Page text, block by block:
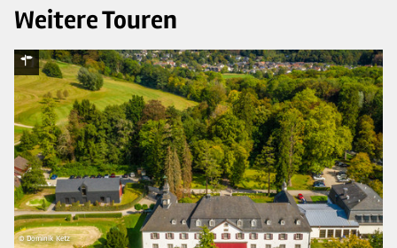
Weitere Touren
© Dominik Ketz